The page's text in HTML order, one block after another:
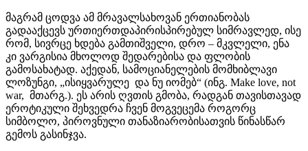
მაგრამ ცოდვა ამ მრავალსახოვან ერთიანობას
გადააქცევს ურთიერთდაპირისპირებულ სიმრავლედ, ისე
რომ, სივრცე ხდება გამთიშველი, დრო – მკვლელი, ენა
კი ვარგისია მხოლოდ შედარებისა და ფლობის
გამოსახატად. აქედან, სამოციანელების მომხიბლავი
ლოზუნგი, „ისიყვარულე და ნუ იომებ“ (ინგ. Make love, not
war, მთარგ.). ეს არის ღვთის გმობა, რადგან თავისთავად
ეროტიკული შეხვედრა ჩვენ მოგვეცემა როგორც
სიმბოლო, პიროვნული თანაზიარობისათვის წინასწარ
გემოს გასინჯვა.